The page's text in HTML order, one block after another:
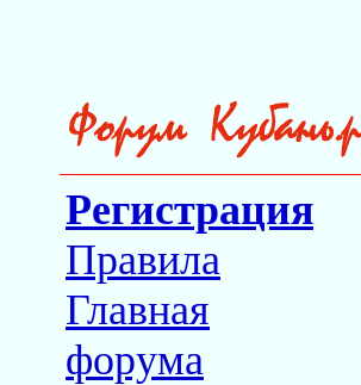
Регистрация
Правила
Главная
форума